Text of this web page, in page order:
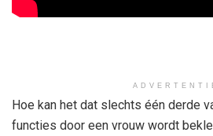
Hoe kan het dat slechts één derde
functies door een vrouw wordt